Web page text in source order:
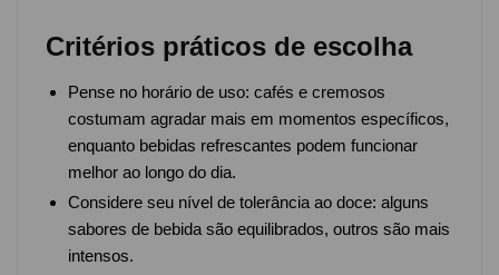
Critérios práticos de escolha
Pense no horário de uso: cafés e cremosos
costumam agradar mais em momentos específicos,
enquanto bebidas refrescantes podem funcionar
melhor ao longo do dia.
Considere seu nível de tolerância ao doce: alguns
sabores de bebida são equilibrados, outros são mais
intensos.